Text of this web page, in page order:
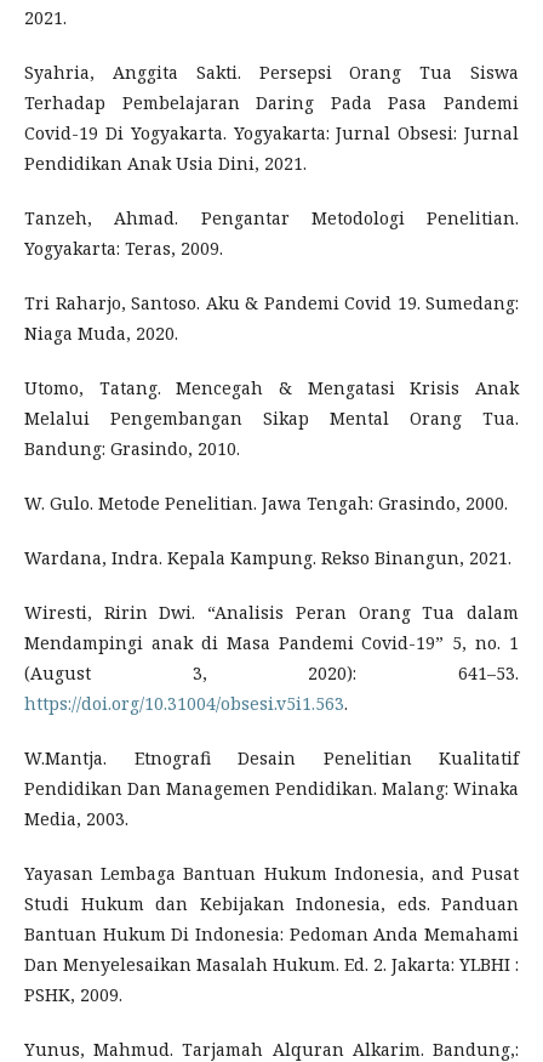
2021.
Syahria, Anggita Sakti. Persepsi Orang Tua Siswa
Terhadap Pembelajaran Daring Pada Pasa Pandemi
Covid-19 Di Yogyakarta. Yogyakarta: Jurnal Obsesi: Jurnal
Pendidikan Anak Usia Dini, 2021.
Tanzeh, Ahmad. Pengantar Metodologi Penelitian.
Yogyakarta: Teras, 2009.
Tri Raharjo, Santoso. Aku & Pandemi Covid 19. Sumedang:
Niaga Muda, 2020.
Utomo, Tatang. Mencegah & Mengatasi Krisis Anak
Melalui Pengembangan Sikap Mental Orang Tua.
Bandung: Grasindo, 2010.
W. Gulo. Metode Penelitian. Jawa Tengah: Grasindo, 2000.
Wardana, Indra. Kepala Kampung. Rekso Binangun, 2021.
Wiresti, Ririn Dwi. “Analisis Peran Orang Tua dalam
Mendampingi anak di Masa Pandemi Covid-19” 5, no. 1
(August 3, 2020): 641–53.
https://doi.org/10.31004/obsesi.v5i1.563.
W.Mantja. Etnografi Desain Penelitian Kualitatif
Pendidikan Dan Managemen Pendidikan. Malang: Winaka
Media, 2003.
Yayasan Lembaga Bantuan Hukum Indonesia, and Pusat
Studi Hukum dan Kebijakan Indonesia, eds. Panduan
Bantuan Hukum Di Indonesia: Pedoman Anda Memahami
Dan Menyelesaikan Masalah Hukum. Ed. 2. Jakarta: YLBHI :
PSHK, 2009.
Yunus, Mahmud. Tarjamah Alquran Alkarim. Bandung,: